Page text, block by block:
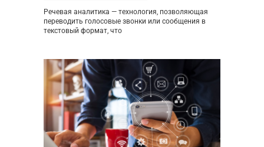
Речевая аналитика — технология, позволяющая
переводить голосовые звонки или сообщения в
текстовый формат, что